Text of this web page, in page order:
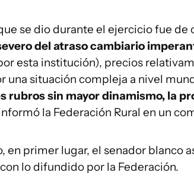
se dio durante el ejercicio fue de
del atraso cambiario
esta institución), precios
una situación compleja a nivel
rubros sin mayor dinamismo, la
la Federación Rural en un
en primer lugar, el senador blanco
con lo difundido por la Federación.